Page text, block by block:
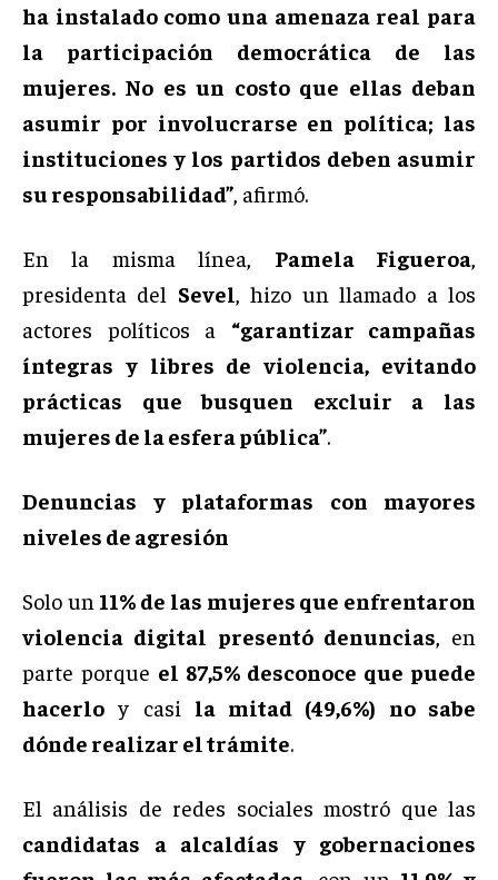
ha instalado como una amenaza real para
la participación democrática de las
mujeres. No es un costo que ellas deban
asumir por involucrarse en política; las
instituciones y los partidos deben asumir
su responsabilidad” , afirmó.
En la misma línea, Pamela Figueroa
presidenta del Sevel
, hizo un llamado a los
actores políticos a “garantizar campañas
íntegras y libres de violencia, evitando
prácticas que busquen excluir a las
mujeres de la esfera pública”.
Denuncias y plataformas con mayores
niveles de agresión
Solo un 11% de las mujeres que enfrentaron
violencia digital presentó denuncias , en
parte porque el 87,5% desconoce que puede
hacerlo y casi la mitad (49,6%) no sabe
dónde realizar el trámite.
El análisis de redes sociales mostró que las
candidatas a alcaldías y gobernaciones